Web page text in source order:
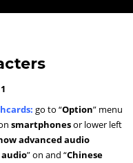
go to “Option” menu
smartphonesor lower left
advanced audio
audio” on and “Chinese